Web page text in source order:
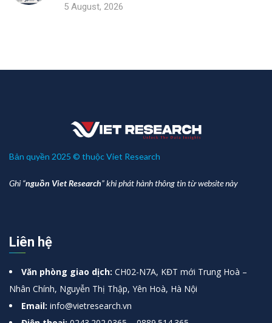
5 August, 2026
Bản quyền 2025 © thuộc Viet Research
Ghi “nguồn Viet Research” khi phát hành thông tin từ website này
Liên hệ
Văn phòng giao dịch: CH02-N7A, KĐT mới Trung Hoà –
Nhân Chính, Nguyễn Thị Thập, Yên Hoà, Hà Nội
Email: info@vietresearch.vn